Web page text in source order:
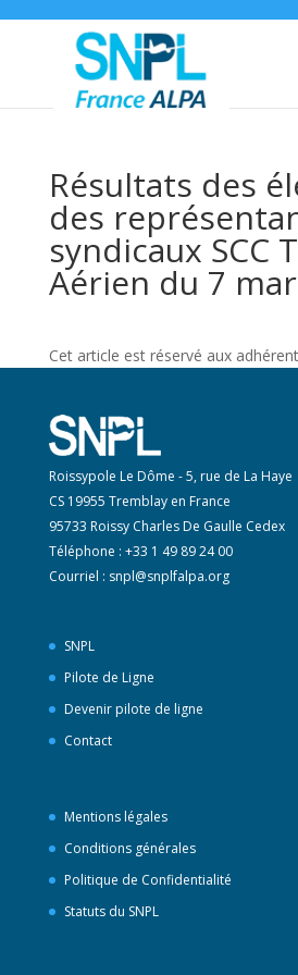
Résultats des
des
syndicaux SCC
Aérien du 7
Cet article est réservé aux
Roissypole Le Dôme - 5, rue de La Haye
CS 19955 Tremblay en France
95733 Roissy Charles De Gaulle Cedex
Téléphone : +33 1 49 89 24 00
Courriel : snpl@snplfalpa.org
SNPL
Pilote de Ligne
Devenir pilote de ligne
Contact
Mentions légales
Conditions générales
Politique de Confidentialité
Statuts du SNPL